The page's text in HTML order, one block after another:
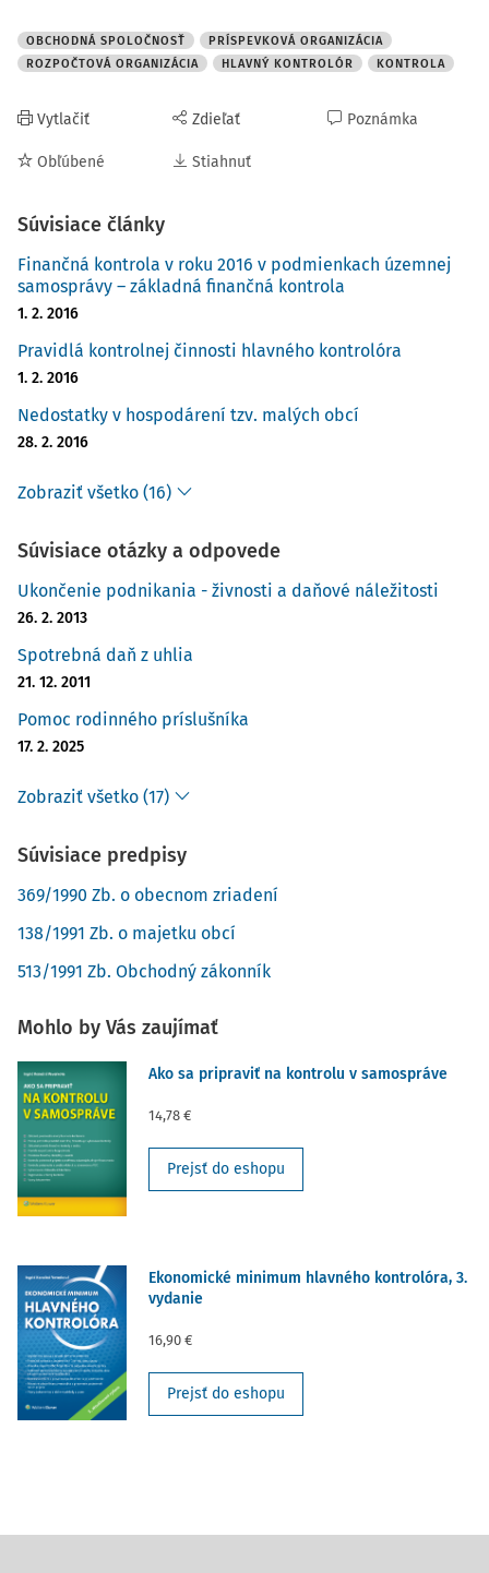
OBCHODNÁ SPOLOČNOSŤ
PRÍSPEVKOVÁ ORGANIZÁCIA
ROZPOČTOVÁ ORGANIZÁCIA
HLAVNÝ KONTROLÓR KONTROLA
Vytlačiť
Obľúbené
Zdieľať
Stiahnuť
Poznámka
Súvisiace články
Finančná kontrola v roku 2016 v podmienkach územnej
samosprávy – základná finančná kontrola
1. 2. 2016
Pravidlá kontrolnej činnosti hlavného kontrolóra
1. 2. 2016
Nedostatky v hospodárení tzv. malých obcí
28. 2. 2016
Zobraziť všetko (16)
Súvisiace otázky a odpovede
Ukončenie podnikania - živnosti a daňové náležitosti
26. 2. 2013
Spotrebná daň z uhlia
21. 12. 2011
Pomoc rodinného príslušníka
17. 2. 2025
Zobraziť všetko (17)
Súvisiace predpisy
369/1990 Zb. o obecnom zriadení
138/1991 Zb. o majetku obcí
513/1991 Zb. Obchodný zákonník
Mohlo by Vás zaujímať
Ako sa pripraviť na kontrolu v samospráve
14,78 €
Prejsť do eshopu
Ekonomické minimum hlavného kontrolóra, 3.
vydanie
16,90 €
Prejsť do eshopu